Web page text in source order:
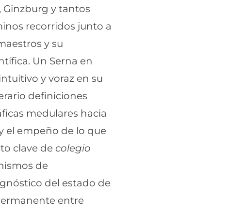
Ginzburg y tantos
recorridos junto a
y su
Un Serna en
y voraz en su
definiciones
medulares hacia
el empeño de lo que
clave de colegio
de
del estado de
entre